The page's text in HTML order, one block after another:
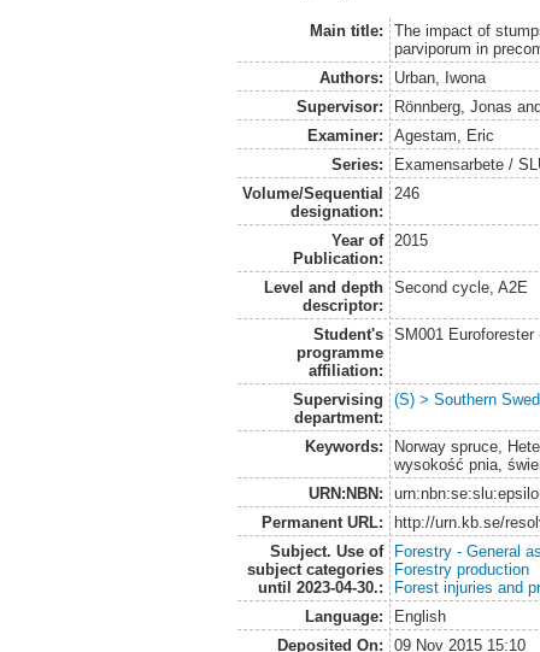
Main title:
The impact of
parviporum in
Authors:
Urban, Iwona
Supervisor:
Rönnberg, Jonas
Examiner:
Agestam, Eric
Series:
Examensarbete /
Volume/Sequential
designation:
246
Year of
Publication:
2015
Level and depth
descriptor:
Second cycle, A2E
Student's
programme
affiliation:
SM001
Supervising
department:
(S) > Southern
Keywords:
Norway spruce,
wysokość pnia,
URN:NBN:
Permanent URL:
http://urn.kb.se/
Subject. Use of
subject categories
until 2023-04-30.:
Forestry - General
Forestry production
Forest injuries and
Language:
English
Deposited On:
09 Nov 2015 15:10